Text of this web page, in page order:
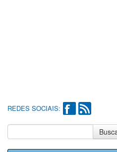
REDES SOCIAIS: